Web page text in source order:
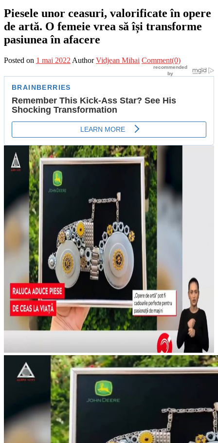
Piesele unor ceasuri, valorificate în opere
de artă. O femeie vrea să își transforme
pasiunea în afacere
Posted on 1 mai 2022 Author Vidjean Mihai Comment(0)